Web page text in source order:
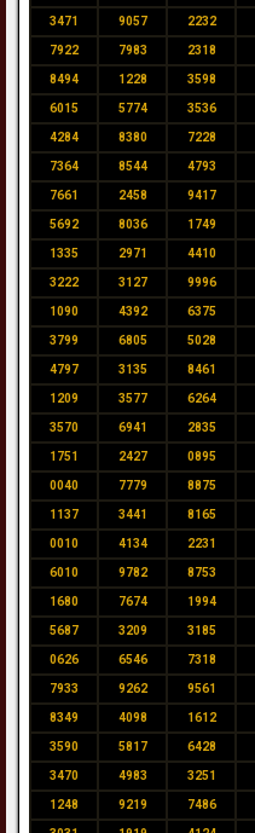
3471 9057 2232
7922 7983 2318
8494 1228 3598
6015 5774 3536
4284 8380 7228
7364 8544 4793
7661 2458 9417
5692 8036 1749
1335 2971 4410
3222 3127 9996
1090 4392 6375
3799 6805 5028
4797 3135 8461
1209 3577 6264
3570 6941 2835
1751 2427 0895
0040 7779 8875
1137 3441 8165
0010 4134 2231
6010 9782 8753
1680 7674 1994
5687 3209 3185
0626 6546 7318
7933 9262 9561
8349 4098 1612
3590 5817 6428
3470 4983 3251
1248 9219 7486